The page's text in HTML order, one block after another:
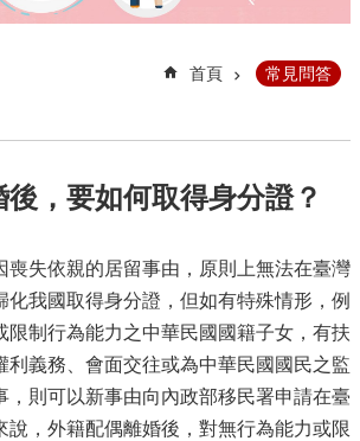
首頁 常見問答
，要如何取得身分證？
喪失依親的居留事由，原則上無法在臺灣
化我國取得身分證，但如有特殊情形，例
限制行為能力之中華民國國籍子女，有扶
利義務、會面交往或為中華民國國民之監
，則可以新事由向內政部移民署申請在臺
說，外籍配偶離婚後，對無行為能力或限